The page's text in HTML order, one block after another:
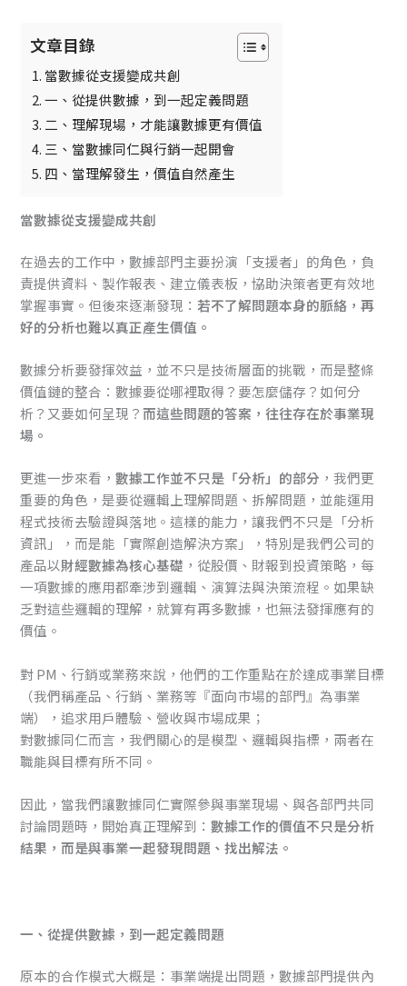
文章目錄
當數據從支援變成共創
一、從提供數據，到一起定義問題
二、理解現場，才能讓數據更有價值
三、當數據同仁與行銷一起開會
四、當理解發生，價值自然產生
當數據從支援變成共創
在過去的工作中，數據部門主要扮演「支援者」的角色，負
責提供資料、製作報表、建立儀表板，協助決策者更有效地
掌握事實。但後來逐漸發現：若不了解問題本身的脈絡，再
好的分析也難以真正產生價值。
數據分析要發揮效益，並不只是技術層面的挑戰，而是整條
價值鏈的整合：數據要從哪裡取得？要怎麼儲存？如何分
析？又要如何呈現？而這些問題的答案，往往存在於事業現
場。
更進一步來看，數據工作並不只是「分析」的部分 ，我們更
重要的角色，是要從邏輯上理解問題、拆解問題，並能運用
程式技術去驗證與落地。這樣的能力，讓我們不只是「分析
資訊」，而是能「實際創造解決方案」，特別是我們公司的
產品以財經數據為核心基礎 ，從股價、財報到投資策略，每
一項數據的應用都牽涉到邏輯、演算法與決策流程。如果缺
乏對這些邏輯的理解，就算有再多數據，也無法發揮應有的
價值。
對 PM、行銷或業務來說，他們的工作重點在於達成事業目標
（我們稱產品、行銷、業務等『面向市場的部門』為事業
端），追求用戶體驗、營收與市場成果；
對數據同仁而言，我們關心的是模型、邏輯與指標，兩者在
職能與目標有所不同。
因此，當我們讓數據同仁實際參與事業現場、與各部門共同
討論問題時，開始真正理解到：數據工作的價值不只是分析
結果，而是與事業一起發現問題、找出解法。
一、從提供數據，到一起定義問題
原本的合作模式大概是：事業端提出問題，數據部門提供內